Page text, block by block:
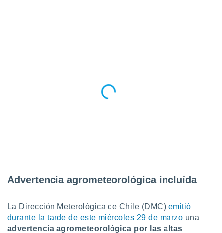
de
1199
Advertencia agrometeorológica incluída
La Dirección Meterológica de Chile (DMC) emitió
durante la tarde de este miércoles 29 de marzo una
advertencia agrometeorológica por las altas